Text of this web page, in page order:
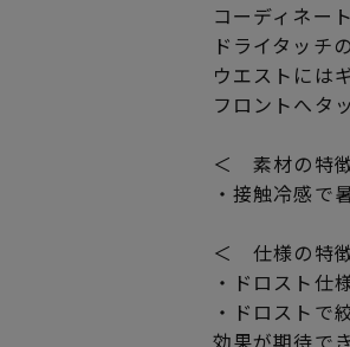
コーディネー
ドライタッチ
ウエストには
フロントへタ
＜ 素材の特
・接触冷感で
＜ 仕様の特
・ドロスト仕
・ドロストで
効果が期待でき